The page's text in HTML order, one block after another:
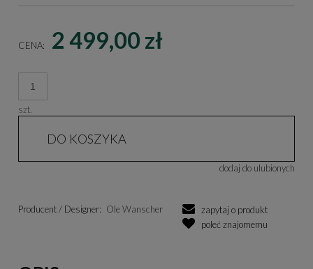
CENA: 2 499,00 zł
szt.
DO KOSZYKA
dodaj do ulubionych
Producent / Designer: Ole Wanscher
zapytaj o produkt
poleć znajomemu